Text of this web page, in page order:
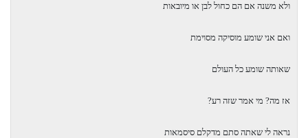
ולא משנה אם הם כחול לבן או מיובאות
ואם אני שומע מוסיקה מסוימת
שאותה שומע כל העולם
אז מה? מי אמר שזה רע?
נראה לי שאתה סתם מדקלם סיסמאות